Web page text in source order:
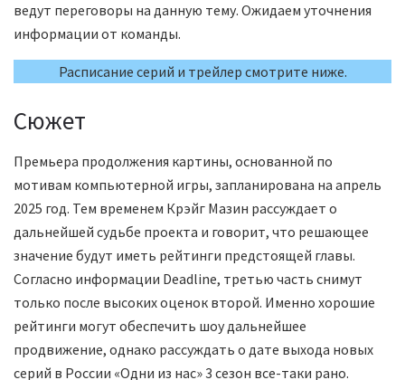
ведут переговоры на данную тему. Ожидаем уточнения
информации от команды.
Расписание серий и трейлер смотрите ниже.
Сюжет
Премьера продолжения картины, основанной по
мотивам компьютерной игры, запланирована на апрель
2025 год. Тем временем Крэйг Мазин рассуждает о
дальнейшей судьбе проекта и говорит, что решающее
значение будут иметь рейтинги предстоящей главы.
Согласно информации Deadline, третью часть снимут
только после высоких оценок второй. Именно хорошие
рейтинги могут обеспечить шоу дальнейшее
продвижение, однако рассуждать о дате выхода новых
серий в России «Одни из нас» 3 сезон все-таки рано.